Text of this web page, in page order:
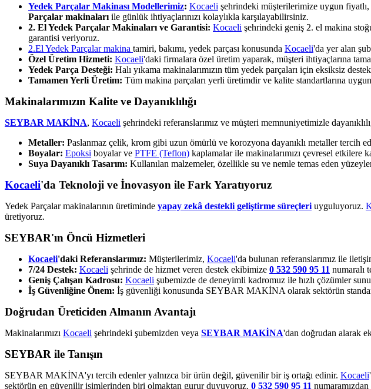
Yedek Parçalar Makinası Modellerimiz: Kocaeli şehrindeki müşterilerimize uygun
Parçalar makinaları ile günlük ihtiyaçlarınızı kolaylıkla karşılayabilirsiniz.
2. El Yedek Parçalar Makinaları ve Garantisi: Kocaeli şehrindeki geniş 2. el makina
garantisi veriyoruz.
2.El Yedek Parçalar makina tamiri, bakımı, yedek parçası konusunda Kocaeli'da yer alan
Özel Üretim Hizmeti: Kocaeli'daki firmalara özel üretim yaparak, müşteri ihtiyaçlarına
Yedek Parça Desteği: Halı yıkama makinalarımızın tüm yedek parçaları için eksiksiz
Tamamen Yerli Üretim: Tüm makina parçaları yerli üretimdir ve kalite standartlarına
Makinalarımızın Kalite ve Dayanıklılığı
SEYBAR MAKİNA, Kocaeli şehrindeki referanslarımız ve müşteri memnuniyetimizle
Metaller: Paslanmaz çelik, krom gibi uzun ömürlü ve korozyona dayanıklı metaller tercih
Boyalar: Epoksi boyalar ve PTFE (Teflon) kaplamalar ile makinalarımızı çevresel etkilere
Suya Dayanıklı Tasarım: Kullanılan malzemeler, özellikle su ve nemle temas eden
Kocaeli'da Teknoloji ve İnovasyon ile Fark Yaratıyoruz
Yedek Parçalar makinalarının üretiminde yapay zekâ destekli geliştirme süreçleri uyguluyoruz.
üretiyoruz.
SEYBAR'ın Öncü Hizmetleri
Kocaeli'daki Referanslarımız: Müşterilerimiz, Kocaeli'da bulunan referanslarımız ile
7/24 Destek: Kocaeli şehrinde de hizmet veren destek ekibimize 0 532 590 95 11 numaralı
Geniş Çalışan Kadrosu: Kocaeli şubemizde de deneyimli kadromuz ile hızlı çözümler
İş Güvenliğine Önem: İş güvenliği konusunda SEYBAR MAKİNA olarak sektörün
Doğrudan Üreticiden Almanın Avantajı
Makinalarımızı Kocaeli şehrindeki şubemizden veya SEYBAR MAKİNA'dan doğrudan alarak
SEYBAR ile Tanışın
SEYBAR MAKİNA'yı tercih edenler yalnızca bir ürün değil, güvenilir bir iş ortağı edinir. Kocaeli
sektörün en güvenilir isimlerinden biri olmaktan gurur duyuyoruz. 0 532 590 95 11